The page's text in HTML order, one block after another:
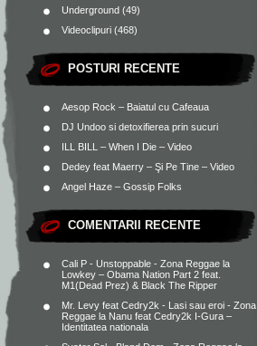
Underground (49)
Videoclipuri (468)
POSTURI RECENTE
Aesop Rock – Baiatul cu Cafeaua
DJ Undoo si detoxifierea prin sucuri
ILL BILL – When I Die – Video
Dedey feat Maerry – Şi Pe Tine – Video
Angel Haze – Gossip Folks
COMENTARII RECENTE
Cali P - Unstoppable - Zona Reggae la
Lowkey – Obama Nation Part 2 feat.
M1(Dead Prez) & Black The Ripper
Mr. Levy feat Cedry2k - Lasi sau eroi - Zona
Reggae la Nanu feat Cedry2k I-Gura –
Identitatea nationala